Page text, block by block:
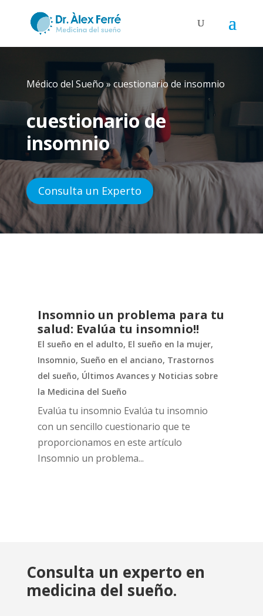
Médico del Sueño» cuestionario de insomnio
cuestionario de
insomnio
Consulta un Experto
Insomnio un problema para tu
salud: Evalúa tu insomnio!!
El sueño en el adulto, El sueño en la mujer,
Insomnio, Sueño en el anciano, Trastornos
del sueño, Últimos Avances y Noticias sobre
la Medicina del Sueño
Evalúa tu insomnio Evalúa tu insomnio
con un sencillo cuestionario que te
proporcionamos en este artículo
Insomnio un problema...
Consulta un experto en
medicina del sueño.